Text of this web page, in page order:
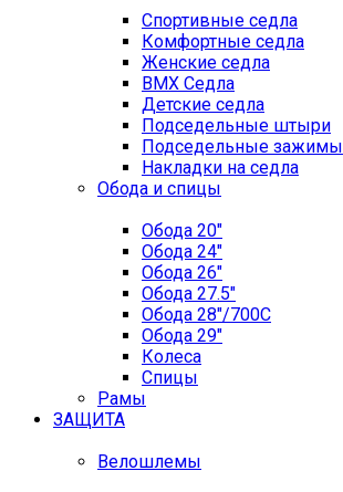
Спортивные седла
Комфортные седла
Женские седла
BMX Седла
Детские седла
Подседельные штыри
Подседельные зажимы
Накладки на седла
Обода и спицы
Обода 20"
Обода 24"
Обода 26"
Обода 27.5"
Обода 28"/700C
Обода 29"
Колеса
Спицы
Рамы
ЗАЩИТА
Велошлемы